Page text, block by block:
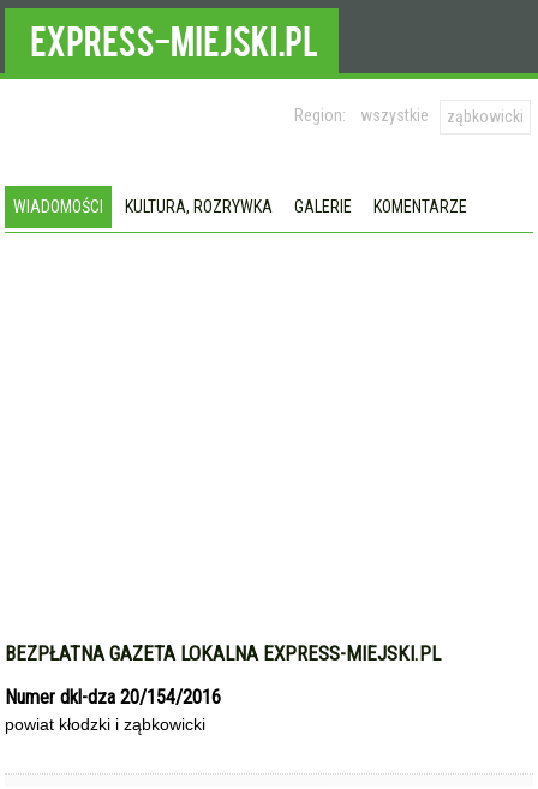
Region: wszystkie ząbkowicki
WIADOMOŚCI KULTURA, ROZRYWKA GALERIE KOMENTARZE
BEZPŁATNA GAZETA LOKALNA EXPRESS-MIEJSKI.PL
Numer dkl-dza 20/154/2016
powiat kłodzki i ząbkowicki